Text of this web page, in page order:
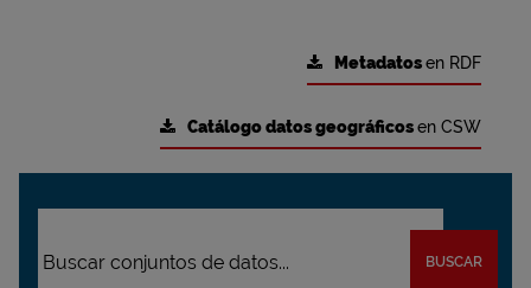
Metadatosen RDF
Catálogo datos geográficosen CSW
BUSCAR